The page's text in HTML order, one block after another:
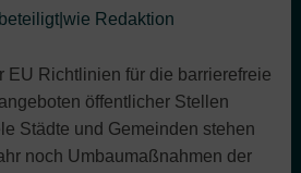
Redaktion
EU Richtlinien für die barrierefreie
öffentlicher Stellen
Städte und Gemeinden stehen
noch Umbaumaßnahmen der